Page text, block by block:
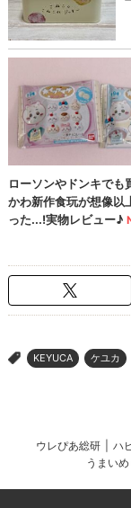
> KEYUCA ケユカ
ウレぴあ総研 ハ
うまいめ